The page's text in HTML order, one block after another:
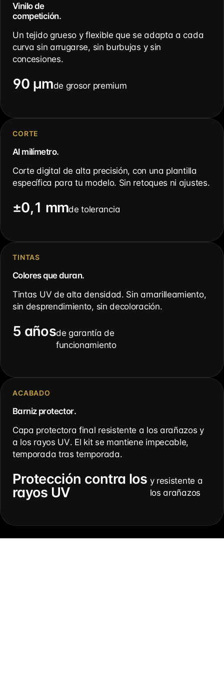
Vinilo de
competición.
Un tejido grueso y flexible que se adapta a cada
curva sin arrugarse, sin burbujas y sin
concesiones.
90 µmde grosor premium
CORTE
Al milímetro.
Corte digital de alta precisión, con una plantilla
específica para tu modelo. Sin retoques ni ajustes.
±0,1 mmde tolerancia
TINTAS
Colores que duran.
Tintas UV de alta densidad. Sin amarilleamiento,
sin desprendimiento, sin decoloración.
5 añosde garantía de
funcionamiento
ACABADO
Barniz protector.
Capa protectora final resistente a los arañazos y
a los rayos UV. El kit se mantiene impecable,
temporada tras temporada.
Protección contra los
rayos UV
y resistente a
los arañazos